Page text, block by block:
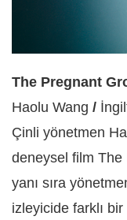
The Pregnant
Haolu Wang /
Çinli yönetmen
deneysel film
yanı sıra
izleyicide farklı bir